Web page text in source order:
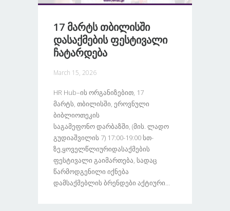
17 Მარტს Თბილისში
Დასაქმების Ფესტივალი
Ჩატარდება
March 15, 2026
HR Hub–Ის Ორგანიზებით, 17
Მარტს, Თბილისში, Ეროვნული
Ბიბლიოთეკის
Საგამეფონო Დარბაზში, (მის. Ლადო
Გუდიაშვილის 7) 17:00-19:00 Სთ-
Ზე,ყოველწლიურიდასაქმების
Ფესტივალი Გაიმართება, Სადაც
Წარმოდგენილი Იქნება
Დამსაქმებლის Ბრენდები Აქტიური...